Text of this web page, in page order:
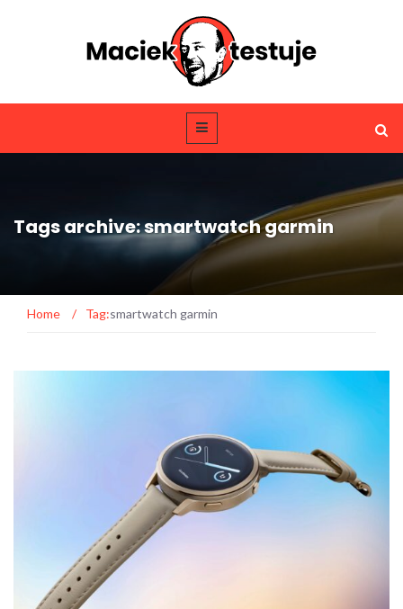
Tags archive: smartwatch garmin
Home / Tag:smartwatch garmin